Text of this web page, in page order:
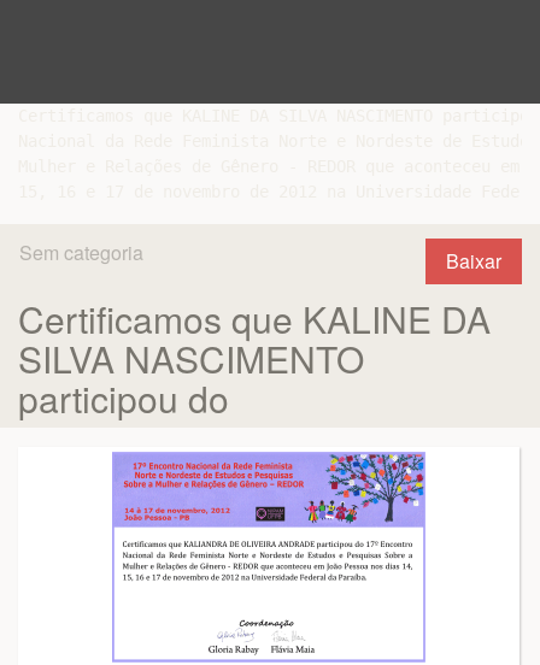
Baixar
Sem categoria
Certificamos que KALINE DA
SILVA NASCIMENTO
participou do